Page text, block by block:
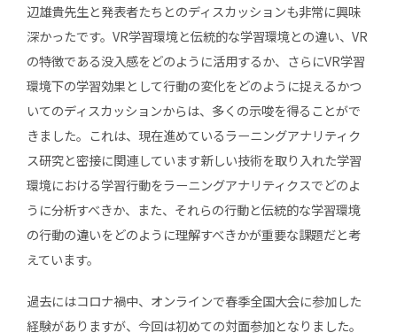
辺雄貴先生と発表者たちとのディスカッションも非常に興味
深かったです。VR学習環境と伝統的な学習環境との違い、VR
の特徴である没入感をどのように活用するか、さらにVR学習
環境下の学習効果として行動の変化をどのように捉えるかつ
いてのディスカッションからは、多くの示唆を得ることがで
きました。これは、現在進めているラーニングアナリティク
ス研究と密接に関連しています新しい技術を取り入れた学習
環境における学習行動をラーニングアナリティクスでどのよ
うに分析すべきか、また、それらの行動と伝統的な学習環境
の行動の違いをどのように理解すべきかが重要な課題だと考
えています。
過去にはコロナ禍中、オンラインで春季全国大会に参加した
経験がありますが、今回は初めての対面参加となりました。